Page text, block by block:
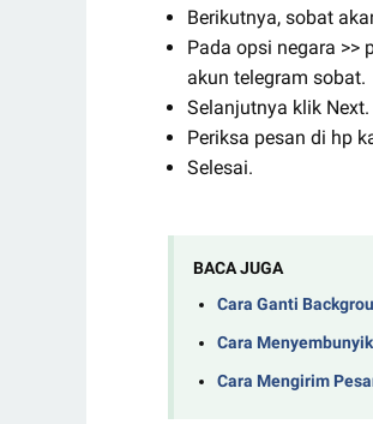
Berikutnya, sobat
Pada opsi negara >>
akun telegram sobat.
Selanjutnya klik
Periksa pesan di hp
Selesai.
BACA JUGA
Cara Ganti
Cara
Cara Mengirim